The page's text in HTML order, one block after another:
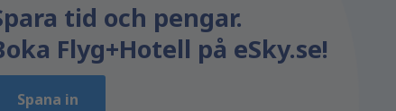
tid och pengar.
Flyg+Hotell på eSky.se!
Spana in